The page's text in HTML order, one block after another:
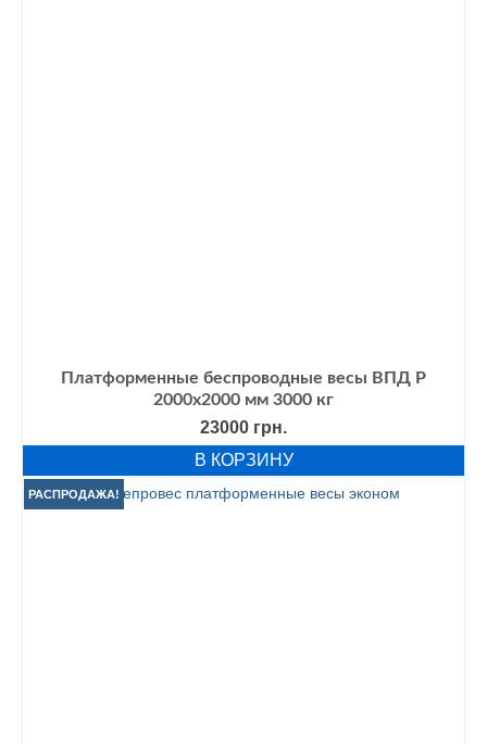
Платформенные беспроводные весы ВПД Р
2000х2000 мм 3000 кг
23000 грн.
В КОРЗИНУ
РАСПРОДАЖА!